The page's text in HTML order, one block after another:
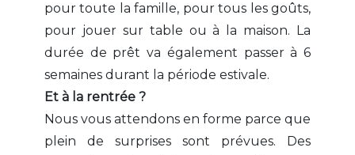
pour toute la famille, pour tous les goûts,
pour jouer sur table ou à la maison. La
durée de prêt va également passer à 6
semaines durant la période estivale.
Et à la rentrée ?
Nous vous attendons en forme parce que
plein de surprises sont prévues. Des